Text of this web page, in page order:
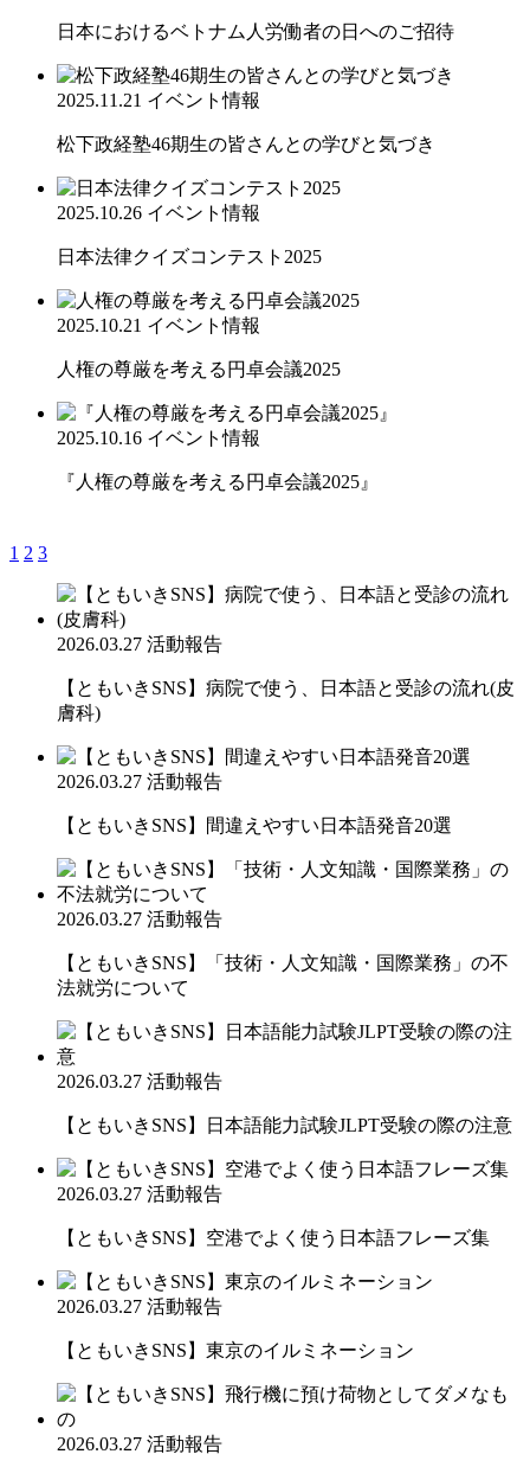
日本におけるベトナム人労働者の日へのご招待
2025.11.21 イベント情報
松下政経塾46期生の皆さんとの学びと気づき
2025.10.26 イベント情報
日本法律クイズコンテスト2025
2025.10.21 イベント情報
人権の尊厳を考える円卓会議2025
2025.10.16 イベント情報
『人権の尊厳を考える円卓会議2025』
1 2 3
2026.03.27 活動報告
【ともいきSNS】病院で使う、日本語と受診の流れ(皮
膚科)
2026.03.27 活動報告
【ともいきSNS】間違えやすい日本語発音20選
2026.03.27 活動報告
【ともいきSNS】「技術・人文知識・国際業務」の不
法就労について
2026.03.27 活動報告
【ともいきSNS】日本語能力試験JLPT受験の際の注意
2026.03.27 活動報告
【ともいきSNS】空港でよく使う日本語フレーズ集
2026.03.27 活動報告
【ともいきSNS】東京のイルミネーション
2026.03.27 活動報告